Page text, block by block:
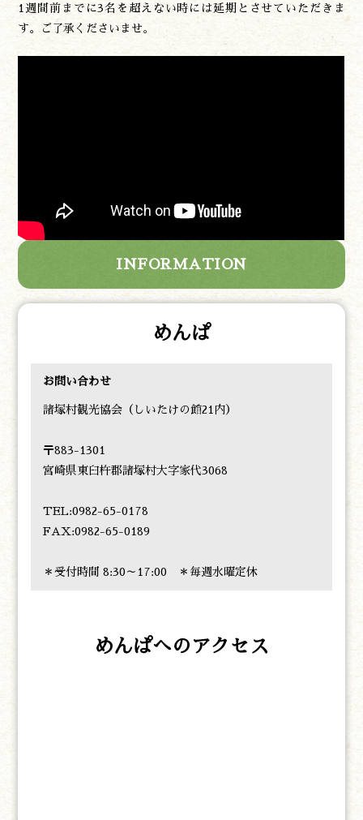
1週間前までに3名を超えない時には延期とさせていただきま
す。ご了承くださいませ。
INFORMATION
めんぱ
お問い合わせ
諸塚村観光協会（しいたけの館21内）
〒883-1301
宮崎県東臼杵郡諸塚村大字家代3068
TEL:0982-65-0178
FAX:0982-65-0189
＊受付時間 8:30～17:00 ＊毎週水曜定休
めんぱへのアクセス